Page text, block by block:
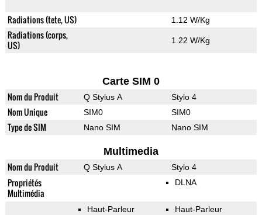
Radiations (tete, US) 1.12 W/Kg
Radiations (corps,
US)
1.22 W/Kg
Carte SIM 0
Nom du Produit Q Stylus A Stylo 4
Nom Unique SIM0 SIM0
Type de SIM Nano SIM Nano SIM
Multimedia
Nom du Produit Q Stylus A Stylo 4
Propriétés
Multimédia
DLNA
Haut-Parleur Haut-Parleur